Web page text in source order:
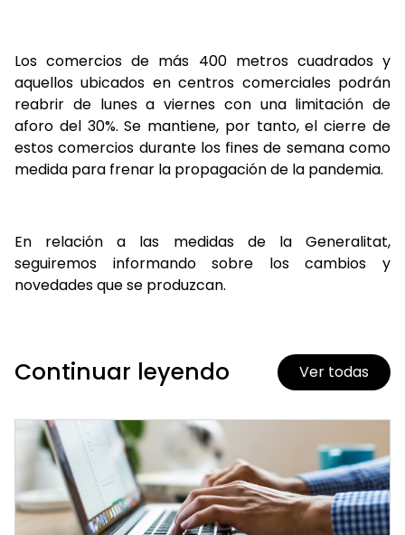
Los comercios de más 400 metros cuadrados y
aquellos ubicados en centros comerciales podrán
reabrir de lunes a viernes con una limitación de
aforo del 30%. Se mantiene, por tanto, el cierre de
estos comercios durante los fines de semana como
medida para frenar la propagación de la pandemia.
En relación a las medidas de la Generalitat,
seguiremos informando sobre los cambios y
novedades que se produzcan.
Continuar leyendo Ver todas